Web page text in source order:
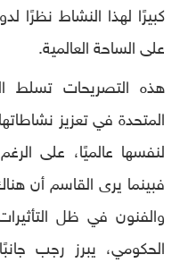
كبيرًا لهذا النشاط نظرًا
على الساحة العالمية.
هذه التصريحات تسلط
المتحدة في تعزيز
لنفسها عالميًا، على
فبينما يرى القاسم أن
والفنون في ظل
الحكومي، يبرز رجب